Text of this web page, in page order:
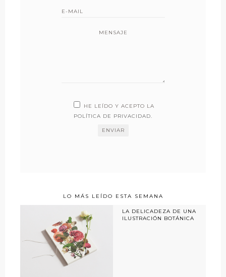
MENSAJE
HE LEÍDO Y ACEPTO LA
POLÍTICA DE PRIVACIDAD.
LO MÁS LEÍDO ESTA SEMANA
LA DELICADEZA DE UNA
ILUSTRACIÓN BOTÁNICA